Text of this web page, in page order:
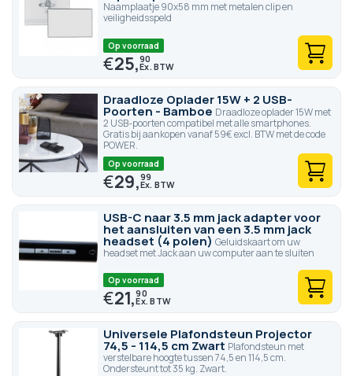
Naamplaatje 90x58 mm met metalen clip en
veiligheidsspeld
Op voorraad
€25,90
Draadloze Oplader 15W + 2 USB-
Poorten - Bamboe Draadloze oplader 15W met
2 USB-poorten compatibel met alle smartphones.
Gratis bij aankopen vanaf 59€ excl. BTW met de code
POWER.
Op voorraad
€29,99
USB-C naar 3.5 mm jack adapter voor
het aansluiten van een 3.5 mm jack
headset (4 polen) Geluidskaart om uw
headset met Jack aan uw computer aan te sluiten
Op voorraad
€21,90
Universele Plafondsteun Projector
74,5 - 114,5 cm Zwart Plafondsteun met
verstelbare hoogte tussen 74,5 en 114,5 cm.
Ondersteunt tot 35 kg. Zwart.